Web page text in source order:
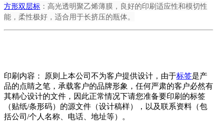
方形双层标 ：高光透明聚乙烯薄膜，良好的印刷适应性和模切性
能，柔性极好，适合用于长挤压的瓶体。
印刷内容： 原则上本公司不为客户提供设计，由于标签是产
品的点睛之笔，承载客户的品牌形象，任何严肃的客户必然有
其精心设计的文件，因此正常情况下请您准备要印刷的标签
（贴纸/条形码）的源文件（设计稿样），以及联系资料（包
括公司/个人名称、电话、地址等）。